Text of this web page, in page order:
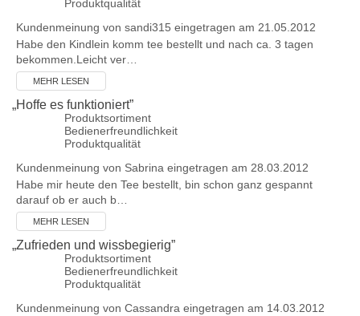
Produktqualität
Kundenmeinung von sandi315 eingetragen am 21.05.2012
Habe den Kindlein komm tee bestellt und nach ca. 3 tagen
bekommen.Leicht ver…
MEHR LESEN
„Hoffe es funktioniert”
Produktsortiment
Bedienerfreundlichkeit
Produktqualität
Kundenmeinung von Sabrina eingetragen am 28.03.2012
Habe mir heute den Tee bestellt, bin schon ganz gespannt
darauf ob er auch b…
MEHR LESEN
„Zufrieden und wissbegierig”
Produktsortiment
Bedienerfreundlichkeit
Produktqualität
Kundenmeinung von Cassandra eingetragen am 14.03.2012